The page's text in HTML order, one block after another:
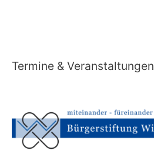
Termine & Veranstaltungen